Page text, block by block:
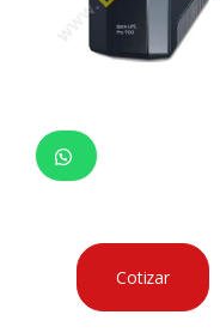
Cotizar